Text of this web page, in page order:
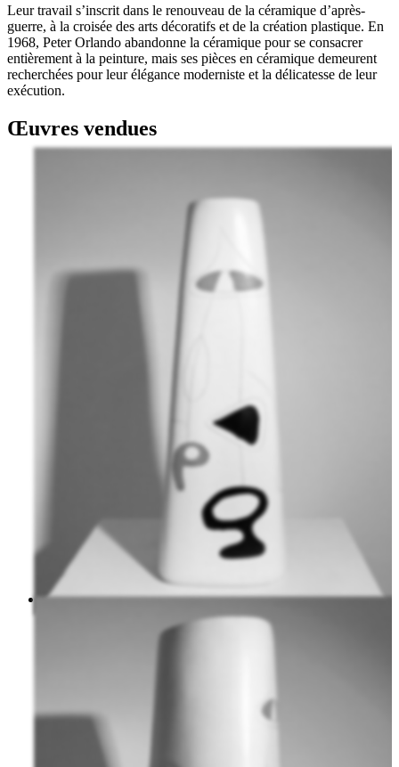
Leur travail s’inscrit dans le renouveau de la céramique d’après-
guerre, à la croisée des arts décoratifs et de la création plastique. En
1968, Peter Orlando abandonne la céramique pour se consacrer
entièrement à la peinture, mais ses pièces en céramique demeurent
recherchées pour leur élégance moderniste et la délicatesse de leur
exécution.
Œuvres vendues